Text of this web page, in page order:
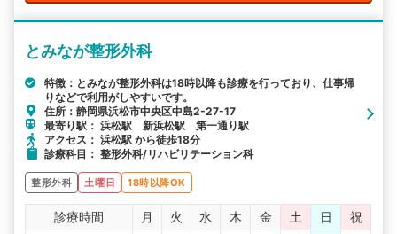
とみなが整形外科
特徴：とみなが整形外科は18時以降も診療を行っており、仕事帰
りなどで利用がしやすいです。
住所：静岡県浜松市中央区中島2-27-17
最寄り駅： 浜松駅 新浜松駅 第一通り駅
アクセス： 浜松駅 から徒歩18分
診療科目： 整形外科/リハビリテーション科
整形外科 土曜日 18時以降OK
診療時間 月 火 水 木 金 土 日 祝